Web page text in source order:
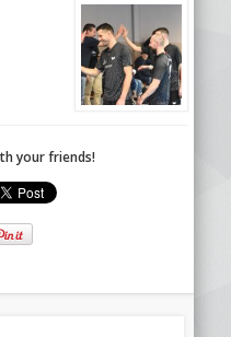
your friends!